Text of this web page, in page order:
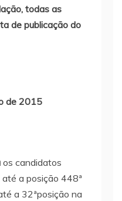
todas as
de publicação do
de 2015
os candidatos
a posição 448ª
a 32ªposição na